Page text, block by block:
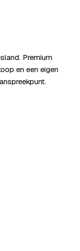
Premium
en een eigen